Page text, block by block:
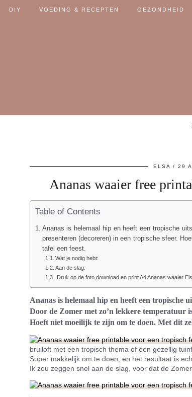
DIY VOEDING & RECEPTEN GEZONDHEID
ELSA 29
Ananas waaier free
Table of Contents
Ananas is helemaal hip en heeft een tropische
presenteren (decoreren) in een tropische sfeer.
tafel een feest.
Wat je nodig hebt:
Aan de slag:
Druk op de foto,download en print A4 Ananas waaier
Ananas is helemaal hip en heeft een tropische
Door de Zomer met zo’n lekkere temperatuur
Hoeft niet moeilijk te zijn om te doen. Met dit
bruiloft met een tropisch thema of een gezellig
Super makkelijk om te doen, en het resultaat is
Ik zou zeggen snel aan de slag, voor dat de